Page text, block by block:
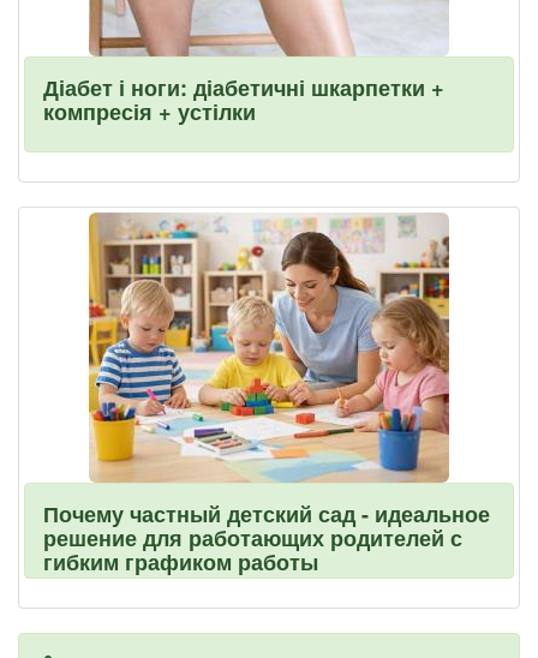
Діабет і ноги: діабетичні шкарпетки +
компресія + устілки
Почему частный детский сад - идеальное
решение для работающих родителей с
гибким графиком работы